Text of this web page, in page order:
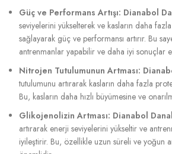
Güç ve Performans Artışı: Dianabol
seviyelerini yükselterek ve kasların daha
sağlayarak güç ve performansı artırır. Bu
antrenmanlar yapabilir ve daha iyi sonuçlar
Nitrojen Tutulumunun Artması:
tutulumunu artırarak kasların daha fazla
Bu, kasların daha hızlı büyümesine ve
Glikojenolizin Artması: Dianabol
artırarak enerji seviyelerini yükseltir ve
iyileştirir. Bu, özellikle uzun süreli ve yoğun